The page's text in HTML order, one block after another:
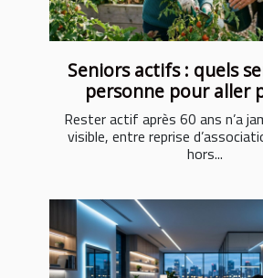
Seniors actifs : quels
personne pour aller
Rester actif après 60 ans n’a
visible, entre reprise
hors...